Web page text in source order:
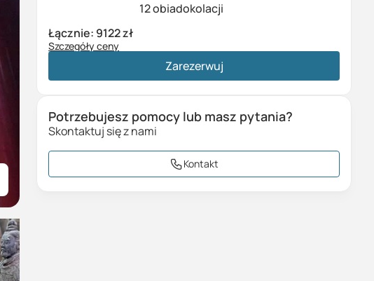
12 obiadokolacji
Łącznie: 9122 zł
Szczegóły ceny
Wycieczka (
7037 zł
Dopłata za pokój 1-osobowyZarezerwuj
Potrzebujesz pomocy lub masz pytania?
Skontaktuj się z nami
Kontakt